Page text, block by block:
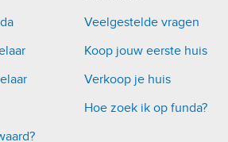
Veelgestelde vragen
Koop jouw eerste huis
Verkoop je huis
Hoe zoek ik op funda?